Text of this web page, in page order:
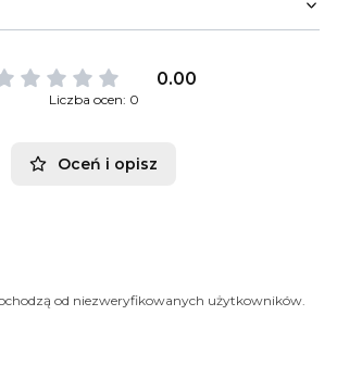
0.00
Liczba ocen: 0
Oceń i opisz
od niezweryfikowanych użytkowników.